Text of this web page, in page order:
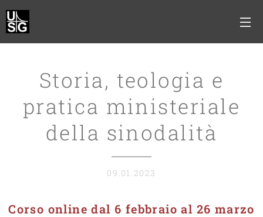
Storia, teologia e
pratica ministeriale
della sinodalità
09.01.2023
Corso online dal 6 febbraio al 26 marzo